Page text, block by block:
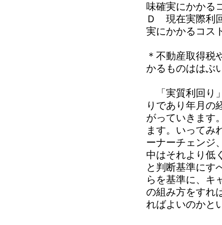
味確実にかかる
Ｄ 現在実際
実にかかるコス
＊不動産取得税
かるものははぶ
「実質利回り
りであり年月の
がっていきます
ます。いってみ
ーナーチェンジ
中はそれより低
と判断基準にす
らを基準に、キ
の組み方をすれ
ればよいのかと